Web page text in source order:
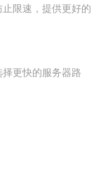
限速，提供更好的
更快的服务器路